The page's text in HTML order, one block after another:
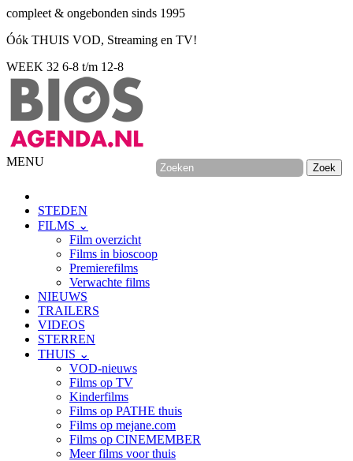
compleet & ongebonden sinds 1995
Óók THUIS VOD, Streaming en TV!
WEEK 32 6-8 t/m 12-8
MENU
STEDEN
FILMS ⌄
Film overzicht
Films in bioscoop
Premierefilms
Verwachte films
NIEUWS
TRAILERS
VIDEOS
STERREN
THUIS ⌄
VOD-nieuws
Films op TV
Kinderfilms
Films op PATHE thuis
Films op mejane.com
Films op CINEMEMBER
Meer films voor thuis